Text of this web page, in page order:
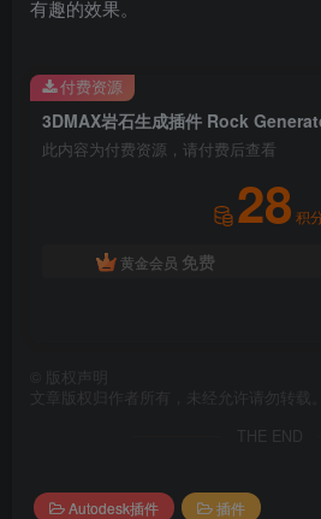
有趣的效果。
此内容为付费资源，请付费后查看
28 积
黄金会员 免费
付费资源
版权声明
文章版权归作者所有，未经允许请勿转载。
THE END
Autodesk插件
插件